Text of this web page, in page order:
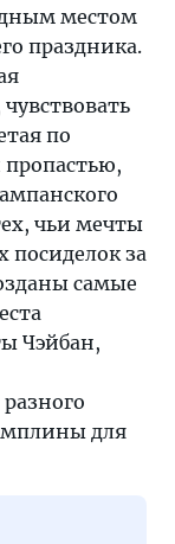
местом
праздника.
по
пропастью,
чьи мечты
посиделок за
самые
Чэйбан,
для